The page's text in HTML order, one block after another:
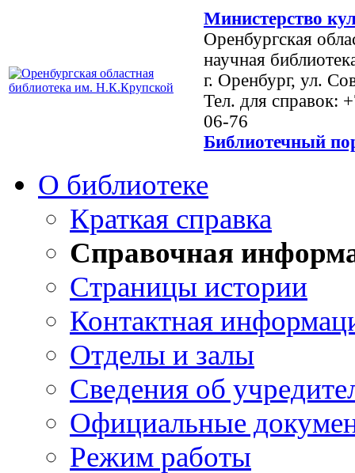
Министерство
Оренбургская
научная
г. Оренбург, ул.
Тел. для справок:
06-76
Библиотечный
О библиотеке
Краткая справка
Справочная
Страницы истории
Контактная
Отделы и залы
Сведения об
Официальные
Режим работы